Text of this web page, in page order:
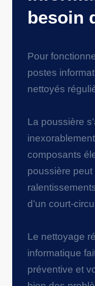
besoin
Pour
postes
nettoyés
La poussière
composants
poussière
d’un court-
Le nettoyage
informatique
préventive et